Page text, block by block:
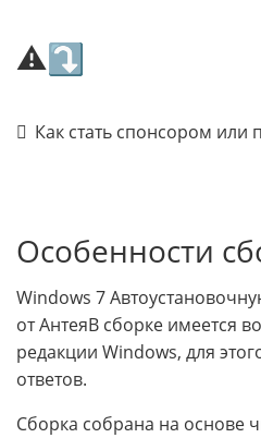
⚠⤵
Как стать спонсором или
Особенности
Windows 7
от АнтеяВ сборке имеется
редакции Windows, для
ответов.
Сборка собрана на основе